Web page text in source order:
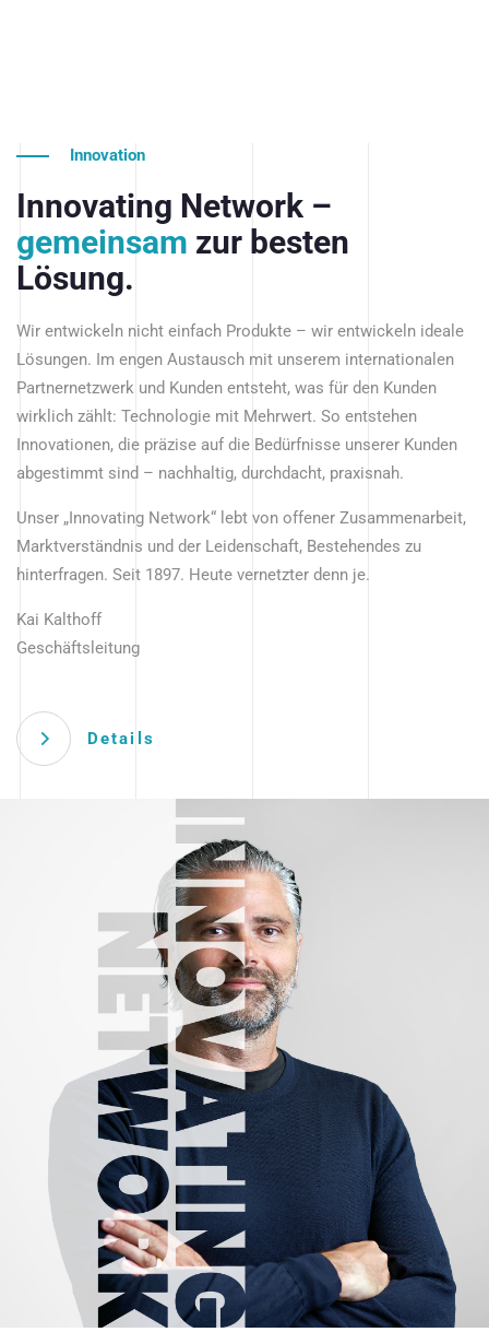
Innovation
Innovating Network –
gemeinsam zur besten
Lösung.
Wir entwickeln nicht einfach Produkte – wir entwickeln ideale
Lösungen. Im engen Austausch mit unserem internationalen
Partnernetzwerk und Kunden entsteht, was für den Kunden
wirklich zählt: Technologie mit Mehrwert. So entstehen
Innovationen, die präzise auf die Bedürfnisse unserer Kunden
abgestimmt sind – nachhaltig, durchdacht, praxisnah.
Unser „Innovating Network“ lebt von offener Zusammenarbeit,
Marktverständnis und der Leidenschaft, Bestehendes zu
hinterfragen. Seit 1897. Heute vernetzter denn je.
Kai Kalthoff
Geschäftsleitung
Details